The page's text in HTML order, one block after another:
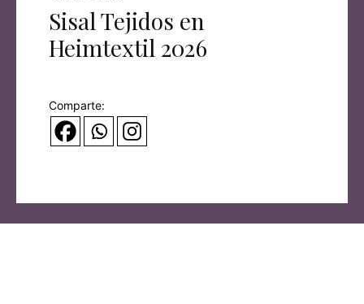
Sisal Tejidos en
Heimtextil 2026
Comparte: